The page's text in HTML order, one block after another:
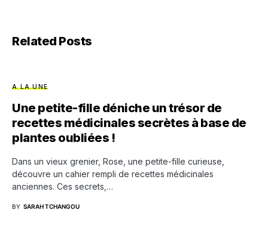
Related Posts
A LA UNE
Une petite-fille déniche un trésor de
recettes médicinales secrètes à base de
plantes oubliées !
Dans un vieux grenier, Rose, une petite-fille curieuse,
découvre un cahier rempli de recettes médicinales
anciennes. Ces secrets,…
BY SARAH TCHANGOU